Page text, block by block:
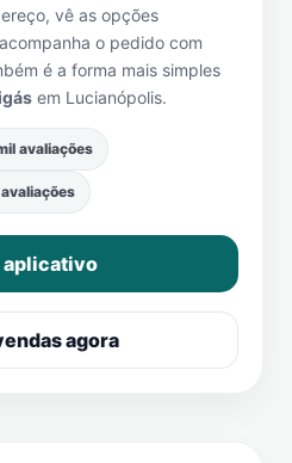
vê as opções
o pedido com
é a forma mais simples
em Lucianópolis.
avaliações
aplicativo
agora